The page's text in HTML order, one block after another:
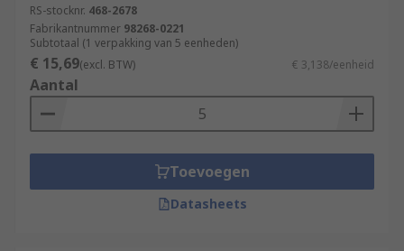
RS-stocknr. 468-2678
Fabrikantnummer 98268-0221
Subtotaal (1 verpakking van 5 eenheden)
€ 15,69(excl. BTW) € 3,138/eenheid
Aantal
Toevoegen
Datasheets